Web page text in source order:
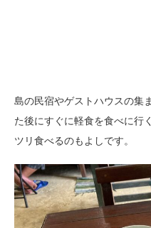
島の民宿やゲストハウスの集
た後にすぐに軽食を食べに行
ツリ食べるのもよしです。